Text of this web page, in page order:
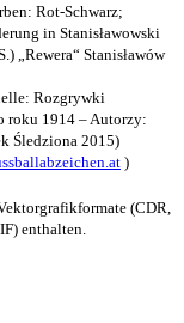
Rot-Schwarz;
in Stanisławowski
„Rewera“ Stanisławów
Rozgrywki
roku 1914 – Autorzy:
Śledziona 2015)
)
(CDR,
enthalten.